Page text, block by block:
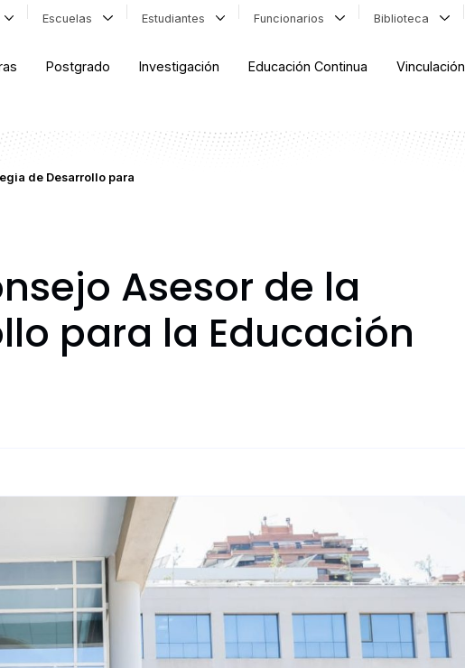
Escuelas Estudiantes Funcionarios Biblioteca
Postgrado Investigación Educación Continua Vinculación
de Desarrollo para
Asesor de la
para la Educación